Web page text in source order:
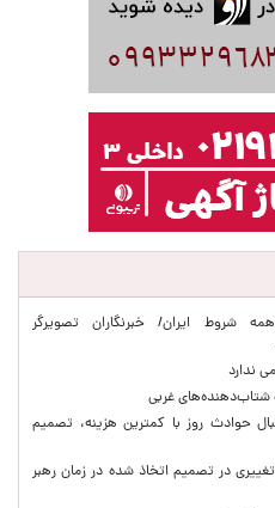
شروط ایران/ خبرنگاران تصویرگر
ندارد
شتاب‌دهنده‌‌های غربی
حوادث روز با کمترین هزینه، تصمیم
در تصمیم اتخاذ شده در زمان رهبر